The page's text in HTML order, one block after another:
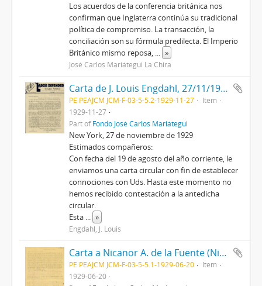
Los acuerdos de la conferencia británica nos
confirman que Inglaterra continúa su tradicional
política de compromiso. La transacción, la
conciliación son su fórmula predilecta. El Imperio
Británico mismo reposa, ... »
José Carlos Mariátegui La Chira
Carta de J. Louis Engdahl, 27/11/1929
PE PEAJCM JCM-F-03-5-5.2-1929-11-27
Item
1929-11-27
Part ofFondo José Carlos Mariátegui
New York, 27 de noviembre de 1929
Estimados compañeros:
Con fecha del 19 de agosto del año corriente, le
enviamos una carta circular con fin de establecer
connociones con Uds. Hasta este momento no
hemos recibido contestación a la antedicha
circular.
Esta ... »
Engdahl, J. Louis
Carta a Nicanor A. de la Fuente (Nixa), 20/6/1929
PE PEAJCM JCM-F-03-5-5.1-1929-06-20
Item
1929-06-20